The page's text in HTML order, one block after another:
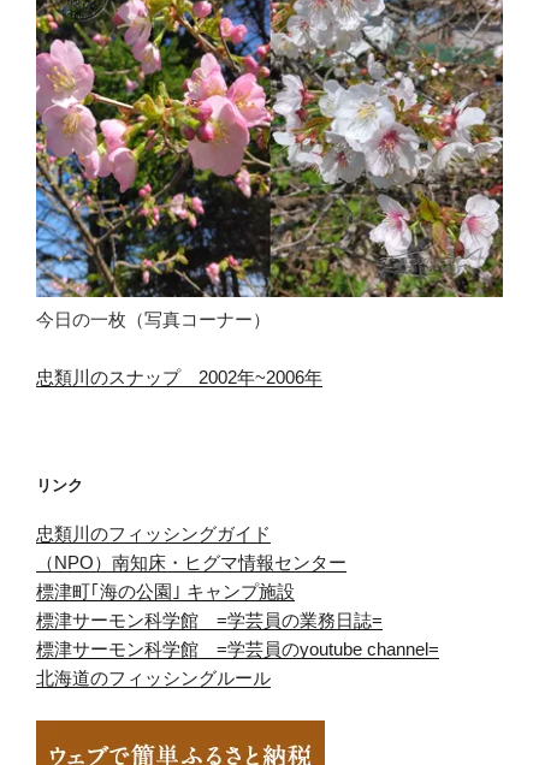
今日の一枚（写真コーナー）
忠類川のスナップ 2002年~2006年
リンク
忠類川のフィッシングガイド
（NPO）南知床・ヒグマ情報センター
標津町｢海の公園｣ キャンプ施設
標津サーモン科学館 =学芸員の業務日誌=
標津サーモン科学館 =学芸員のyoutube channel=
北海道のフィッシングルール